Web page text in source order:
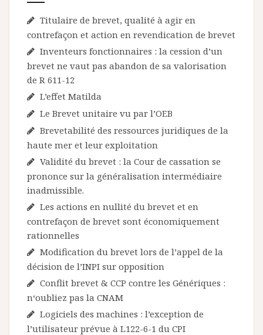
Titulaire de brevet, qualité à agir en
contrefaçon et action en revendication de brevet
Inventeurs fonctionnaires : la cession d’un
brevet ne vaut pas abandon de sa valorisation
de R 611-12
L’effet Matilda
Le Brevet unitaire vu par l’OEB
Brevetabilité des ressources juridiques de la
haute mer et leur exploitation
Validité du brevet : la Cour de cassation se
prononce sur la généralisation intermédiaire
inadmissible.
Les actions en nullité du brevet et en
contrefaçon de brevet sont économiquement
rationnelles
Modification du brevet lors de l’appel de la
décision de l’INPI sur opposition
Conflit brevet & CCP contre les Génériques :
n‘oubliez pas la CNAM
Logiciels des machines : l’exception de
l’utilisateur prévue à L122-6-1 du CPI